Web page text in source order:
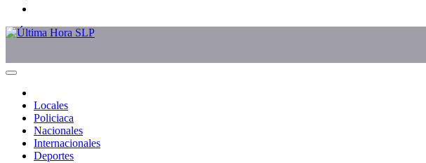
Locales
Policiaca
Nacionales
Internacionales
Deportes